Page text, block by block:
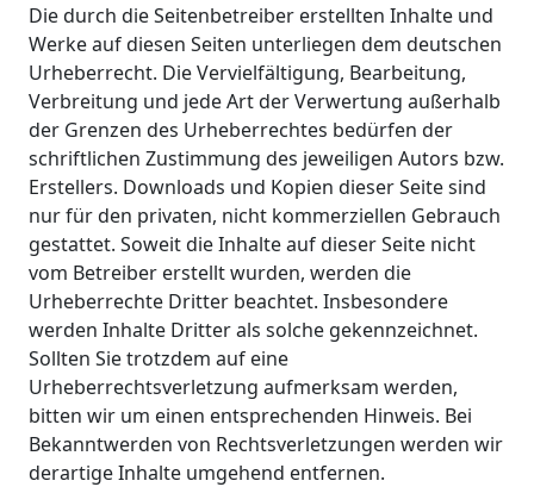
Die durch die Seitenbetreiber erstellten Inhalte und
Werke auf diesen Seiten unterliegen dem deutschen
Urheberrecht. Die Vervielfältigung, Bearbeitung,
Verbreitung und jede Art der Verwertung außerhalb
der Grenzen des Urheberrechtes bedürfen der
schriftlichen Zustimmung des jeweiligen Autors bzw.
Erstellers. Downloads und Kopien dieser Seite sind
nur für den privaten, nicht kommerziellen Gebrauch
gestattet. Soweit die Inhalte auf dieser Seite nicht
vom Betreiber erstellt wurden, werden die
Urheberrechte Dritter beachtet. Insbesondere
werden Inhalte Dritter als solche gekennzeichnet.
Sollten Sie trotzdem auf eine
Urheberrechtsverletzung aufmerksam werden,
bitten wir um einen entsprechenden Hinweis. Bei
Bekanntwerden von Rechtsverletzungen werden wir
derartige Inhalte umgehend entfernen.